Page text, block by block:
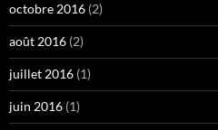
octobre 2016 (2)
août 2016 (2)
juillet 2016 (1)
juin 2016 (1)